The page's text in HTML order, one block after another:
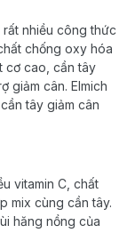
nhiều công thức
chống oxy hóa
cơ cao, cần tây
giảm cân. Elmich
tây giảm cân
vitamin C, chất
mix cùng cần tây.
hăng nồng của